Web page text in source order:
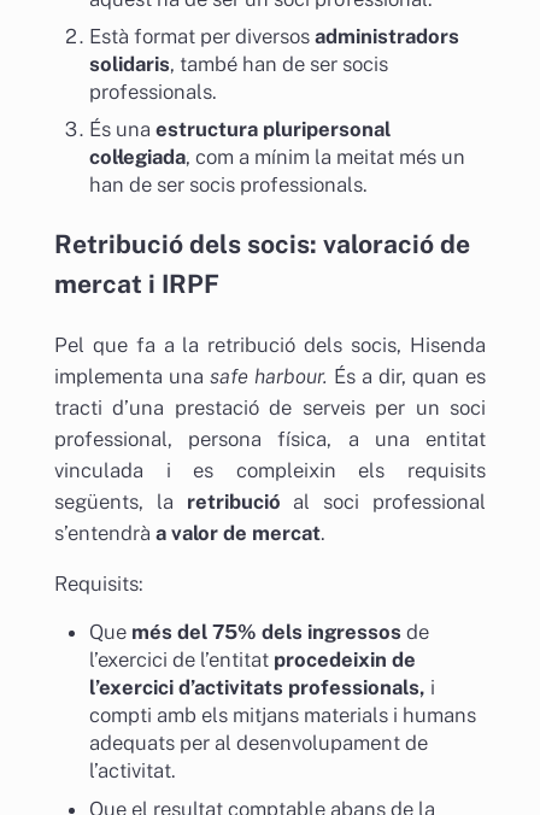
Està format per diversosadministradors
solidaris, també han de ser socis
professionals.
És unaestructura pluripersonal
col·legiada, com a mínim la meitat més un
han de ser socis professionals.
Retribució dels socis: valoració de
mercat i IRPF
Pel que fa a la retribució dels socis, Hisenda
implementa unasafe harbour. És a dir, quan es
tracti d’una prestació de serveis per un soci
professional, persona física, a una entitat
vinculada i es compleixin els requisits
següents, la retribució al soci professional
s’entendrà a valor de mercat.
Requisits:
Que més del 75% dels ingressos de
l’exercici de l’entitat procedeixin de
l’exercici d’activitats professionals, i
compti amb els mitjans materials i humans
adequats per al desenvolupament de
l’activitat.
Que el resultat comptable abans de la